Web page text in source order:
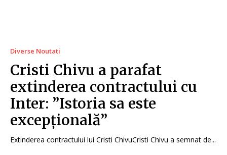
Diverse Noutati
Cristi Chivu a parafat
extinderea contractului cu
Inter: ”Istoria sa este
excepțională”
Extinderea contractului lui Cristi ChivuCristi Chivu a semnat de...